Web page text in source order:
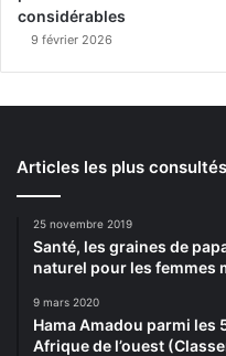
considérables
9 février 2026
Articles les plus consultés
25 novembre 2019
Santé, les graines de
naturel pour les femmes
9 mars 2020
Hama Amadou parmi
Afrique de l’ouest